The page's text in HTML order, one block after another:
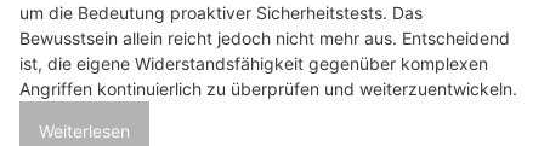
um die Bedeutung proaktiver Sicherheitstests. Das
Bewusstsein allein reicht jedoch nicht mehr aus. Entscheidend
ist, die eigene Widerstandsfähigkeit gegenüber komplexen
Angriffen kontinuierlich zu überprüfen und weiterzuentwickeln.
Weiterlesen